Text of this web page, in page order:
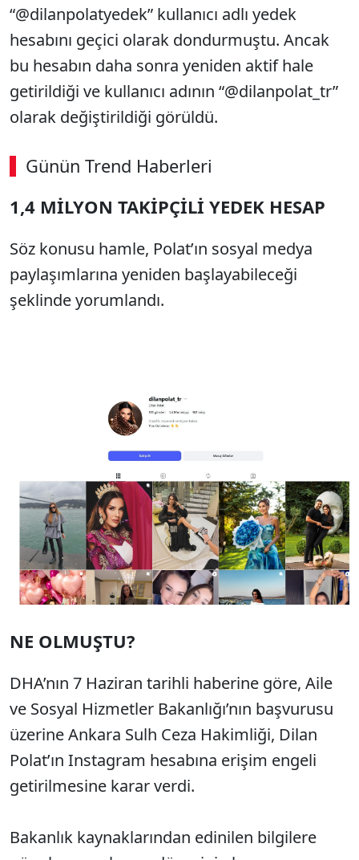
“@dilanpolatyedek” kullanıcı adlı yedek
hesabını geçici olarak dondurmuştu. Ancak
bu hesabın daha sonra yeniden aktif hale
getirildiği ve kullanıcı adının “@dilanpolat_tr”
olarak değiştirildiği görüldü.
Günün Trend Haberleri
1,4 MİLYON TAKİPÇİLİ YEDEK HESAP
Söz konusu hamle, Polat’ın sosyal medya
paylaşımlarına yeniden başlayabileceği
şeklinde yorumlandı.
NE OLMUŞTU?
DHA’nın 7 Haziran tarihli haberine göre, Aile
ve Sosyal Hizmetler Bakanlığı’nın başvurusu
üzerine Ankara Sulh Ceza Hakimliği, Dilan
Polat’ın Instagram hesabına erişim engeli
getirilmesine karar verdi.
Bakanlık kaynaklarından edinilen bilgilere